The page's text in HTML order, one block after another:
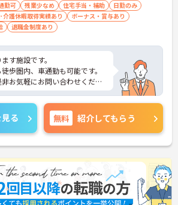
勤可 残業少なめ 住宅手当・補助
日勤のみ
介護休暇取得実績あり
ボーナス・賞与あり
退職金制度あり
す施設です。
歩圏内、車通勤も可能です。
お気軽にお問い合わせくださ
る 無料 紹介してもらう